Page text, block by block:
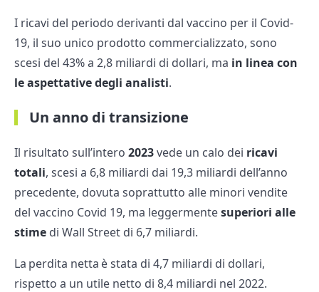
I ricavi del periodo derivanti dal vaccino per il Covid-
19, il suo unico prodotto commercializzato, sono
scesi del 43% a 2,8 miliardi di dollari, ma in linea con
le aspettative degli analisti.
Un anno di transizione
Il risultato sull’intero 2023vede un calo dei ricavi
totali, scesi a 6,8 miliardi dai 19,3 miliardi dell’anno
precedente, dovuta soprattutto alle minori vendite
del vaccino Covid 19, ma leggermentesuperiori alle
stime di Wall Street di 6,7 miliardi.
La perdita netta è stata di 4,7 miliardi di dollari,
rispetto a un utile netto di 8,4 miliardi nel 2022.